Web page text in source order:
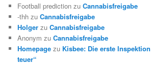
Football prediction zuCannabisfreigabe
-thh zuCannabisfreigabe
Holger zuCannabisfreigabe
Anonym zuCannabisfreigabe
Homepage zu Kisbee: Die erste
teuer“